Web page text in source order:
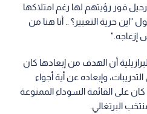
فور رؤيتهم لها رغم امتلاكها
"اين حرية التعبير؟ .. أنا هنا من
إزعاجه."
أن الهدف من إبعادها كان
وإبعاده عن أية أجواء
على القائمة السوداء الممنوعة
البرتغالي.